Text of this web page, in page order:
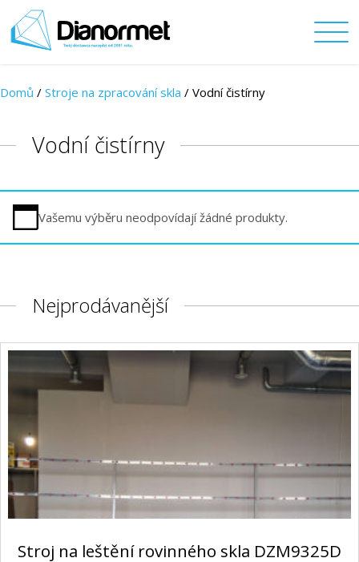
Domů / Stroje na zpracování skla / Vodní čistírny
Vodní čistírny
Vašemu výběru neodpovídají žádné produkty.
Nejprodávanější
Stroj na leštění rovinného skla DZM9325D